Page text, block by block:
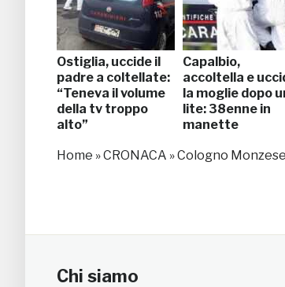
Ostiglia, uccide il
padre a coltellate:
“Teneva il volume
della tv troppo
alto”
Capalbio,
accoltella e
la moglie dopo
lite: 38enne in
manette
Home »CRONACA »Cologno
Chi siamo